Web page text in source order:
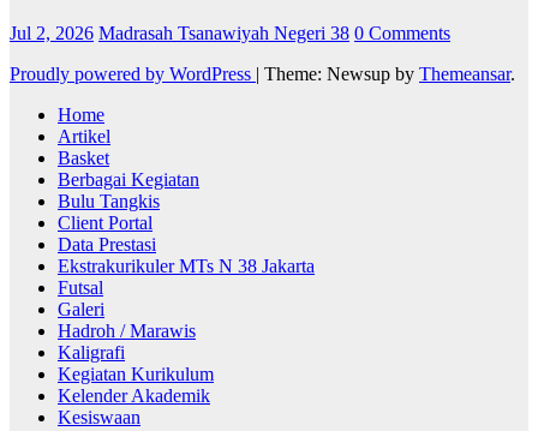
Jul 2, 2026 Madrasah Tsanawiyah Negeri 38 0 Comments
Proudly powered by WordPress | Theme: Newsup by Themeansar.
Home
Artikel
Basket
Berbagai Kegiatan
Bulu Tangkis
Client Portal
Data Prestasi
Ekstrakurikuler MTs N 38 Jakarta
Futsal
Galeri
Hadroh / Marawis
Kaligrafi
Kegiatan Kurikulum
Kelender Akademik
Kesiswaan